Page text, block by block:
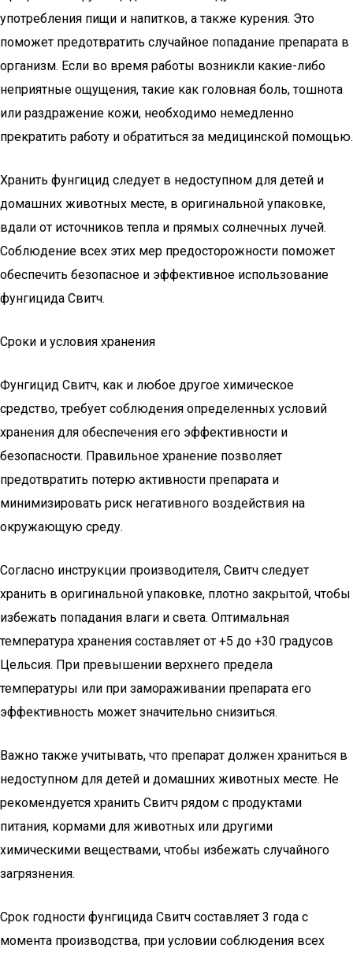
употребления пищи и напитков, а также курения. Это
поможет предотвратить случайное попадание препарата в
организм. Если во время работы возникли какие-либо
неприятные ощущения, такие как головная боль, тошнота
или раздражение кожи, необходимо немедленно
прекратить работу и обратиться за медицинской помощью.
Хранить фунгицид следует в недоступном для детей и
домашних животных месте, в оригинальной упаковке,
вдали от источников тепла и прямых солнечных лучей.
Соблюдение всех этих мер предосторожности поможет
обеспечить безопасное и эффективное использование
фунгицида Свитч.
Сроки и условия хранения
Фунгицид Свитч, как и любое другое химическое
средство, требует соблюдения определенных условий
хранения для обеспечения его эффективности и
безопасности. Правильное хранение позволяет
предотвратить потерю активности препарата и
минимизировать риск негативного воздействия на
окружающую среду.
Согласно инструкции производителя, Свитч следует
хранить в оригинальной упаковке, плотно закрытой, чтобы
избежать попадания влаги и света. Оптимальная
температура хранения составляет от +5 до +30 градусов
Цельсия. При превышении верхнего предела
температуры или при замораживании препарата его
эффективность может значительно снизиться.
Важно также учитывать, что препарат должен храниться в
недоступном для детей и домашних животных месте. Не
рекомендуется хранить Свитч рядом с продуктами
питания, кормами для животных или другими
химическими веществами, чтобы избежать случайного
загрязнения.
Срок годности фунгицида Свитч составляет 3 года с
момента производства, при условии соблюдения всех